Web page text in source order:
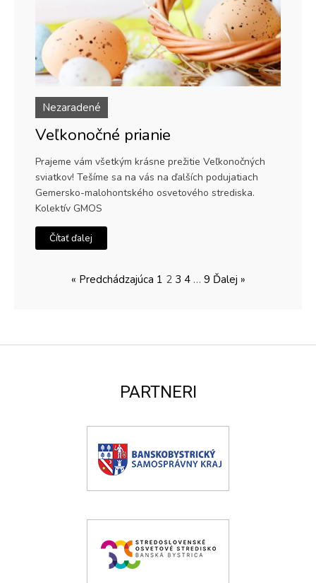
Nezaradené
Veľkonočné prianie
Prajeme vám všetkým krásne prežitie Veľkonočných
sviatkov! Tešíme sa na vás na ďalších podujatiach
Gemersko-malohontského osvetového strediska.
Kolektív GMOS
Čítať ďalej
« Predchádzajúca 1 2 3 4 … 9 Ďalej »
PARTNERI